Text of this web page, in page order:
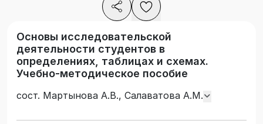
Основы исследовательской
деятельности студентов в
определениях, таблицах и схемах.
Учебно-методическое пособие
сост. Мартынова А.В., Салаватова А.М.